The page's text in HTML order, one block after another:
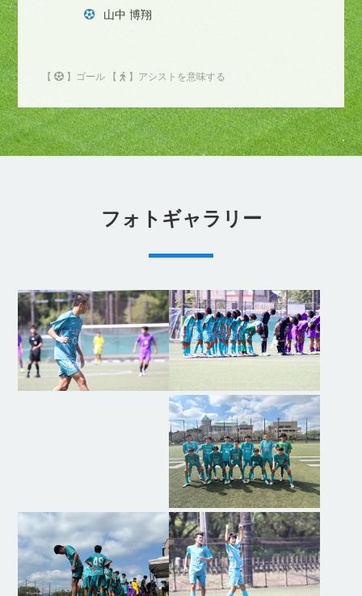
山中 博翔
【 】ゴール 【 】アシストを意味する
フォトギャラリー